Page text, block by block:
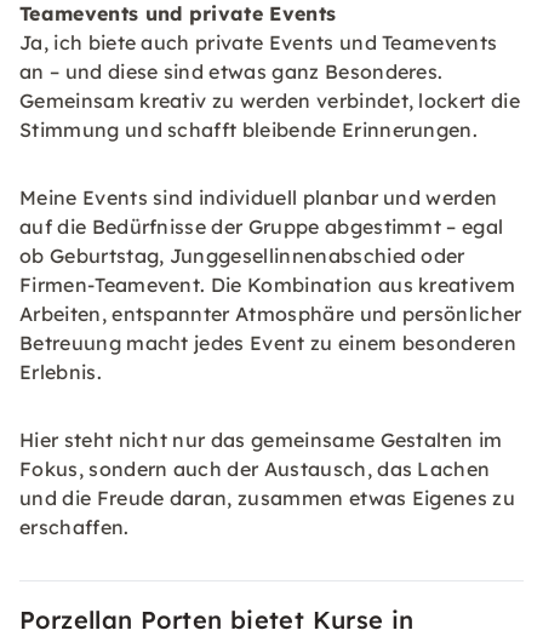
Teamevents und private Events
Ja, ich biete auch private Events und Teamevents
an – und diese sind etwas ganz Besonderes.
Gemeinsam kreativ zu werden verbindet, lockert die
Stimmung und schafft bleibende Erinnerungen.
Meine Events sind individuell planbar und werden
auf die Bedürfnisse der Gruppe abgestimmt – egal
ob Geburtstag, Junggesellinnenabschied oder
Firmen-Teamevent. Die Kombination aus kreativem
Arbeiten, entspannter Atmosphäre und persönlicher
Betreuung macht jedes Event zu einem besonderen
Erlebnis.
Hier steht nicht nur das gemeinsame Gestalten im
Fokus, sondern auch der Austausch, das Lachen
und die Freude daran, zusammen etwas Eigenes zu
erschaffen.
Porzellan Porten bietet Kurse in